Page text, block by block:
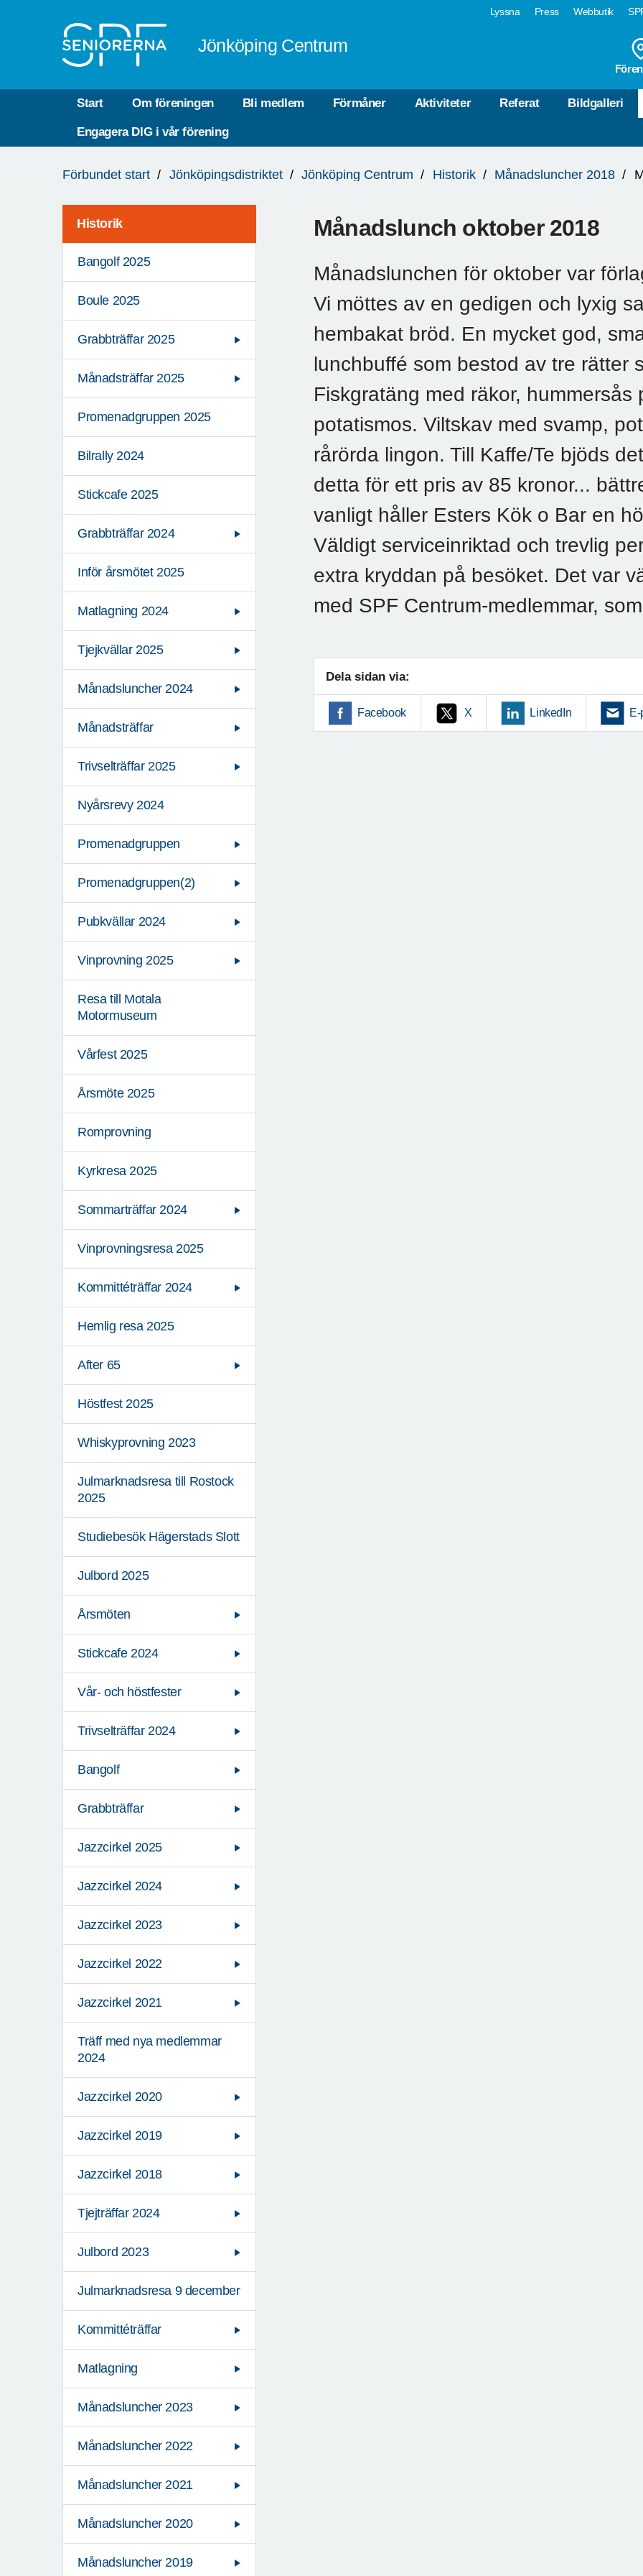
Lyssna Press Webbutik
Jönköping Centrum
Start Om föreningen Bli medlem Förmåner Aktiviteter Referat Bildgalleri
Engagera DIG i vår förening
är
Förbundet start Jönköpingsdistriktet Jönköping Centrum Historik Månadsluncher 2018
Historik
Bangolf 2025
Boule 2025
Grabbträffar 2025
Månadsträffar 2025
Promenadgruppen 2025
Bilrally 2024
Stickcafe 2025
Grabbträffar 2024
Inför årsmötet 2025
Matlagning 2024
Tjejkvällar 2025
Månadsluncher 2024
Månadsträffar
Trivselträffar 2025
Nyårsrevy 2024
Promenadgruppen
Promenadgruppen(2)
Pubkvällar 2024
Vinprovning 2025
Resa till Motala
Motormuseum
Vårfest 2025
Årsmöte 2025
Romprovning
Kyrkresa 2025
Sommarträffar 2024
Vinprovningsresa 2025
Kommittéträffar 2024
Hemlig resa 2025
After 65
Höstfest 2025
Whiskyprovning 2023
Julmarknadsresa till Rostock
2025
Studiebesök Hägerstads Slott
Julbord 2025
Årsmöten
Stickcafe 2024
Vår- och höstfester
Trivselträffar 2024
Bangolf
Grabbträffar
Jazzcirkel 2025
Jazzcirkel 2024
Jazzcirkel 2023
Jazzcirkel 2022
Jazzcirkel 2021
Träff med nya medlemmar
2024
Jazzcirkel 2020
Jazzcirkel 2019
Jazzcirkel 2018
Tjejträffar 2024
Julbord 2023
Julmarknadsresa 9 december
Kommittéträffar
Matlagning
Månadsluncher 2023
Månadsluncher 2022
Månadsluncher 2021
Månadsluncher 2020
Månadsluncher 2019
Månadslunch oktober 2018
Månadslunchen för oktober var
Vi möttes av en gedigen och lyxig
hembakat bröd. En mycket god,
lunchbuffé som bestod av tre rätter
Fiskgratäng med räkor, hummersås
potatismos. Viltskav med svamp,
rårörda lingon. Till Kaffe/Te bjöds
detta för ett pris av 85 kronor...
vanligt håller Esters Kök o Bar en
Väldigt serviceinriktad och trevlig
extra kryddan på besöket. Det var
med SPF Centrum-medlemmar,
Dela sidan via:
Facebook X LinkedIn